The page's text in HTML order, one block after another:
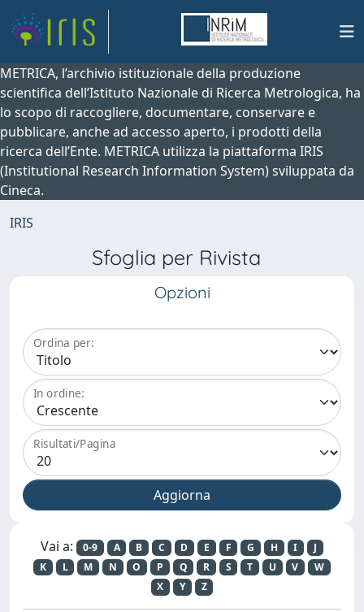
METRICA, l’archivio istituzionale della produzione
scientifica dell’Istituto Nazionale di Ricerca Metrologica, ha
lo scopo di raccogliere, documentare, conservare e
pubblicare, anche ad accesso aperto, i prodotti della
ricerca dell’Ente. METRICA utilizza la piattaforma IRIS
(Institutional Research Information System) sviluppata da
Cineca.
IRIS
Sfoglia per Rivista
Opzioni
Ordina per:
In ordine:
Risultati/Pagina
Vai a: 0-9 A B C D E F G H I
J
K
L M N O P Q R S T U V
W
X
Y Z